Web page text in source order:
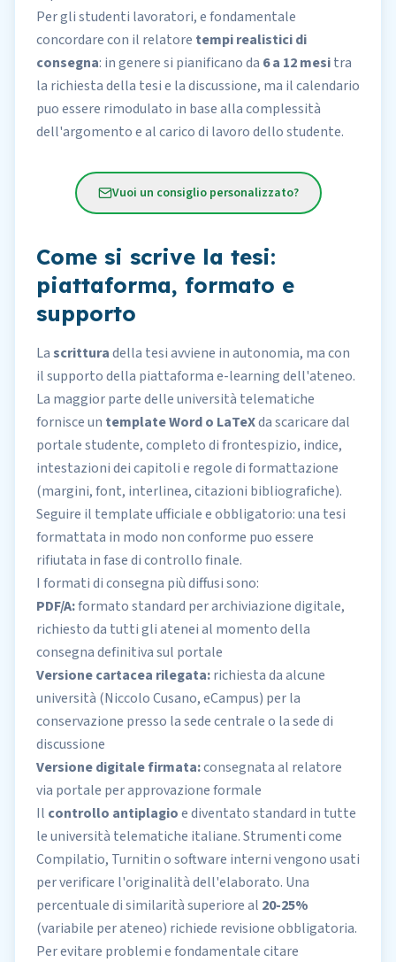
Per gli studenti lavoratori, e fondamentale
concordare con il relatore tempi realistici di
consegna: in genere si pianificano da 6 a 12 mesitra
la richiesta della tesi e la discussione, ma il calendario
puo essere rimodulato in base alla complessità
dell'argomento e al carico di lavoro dello studente.
Vuoi un consiglio personalizzato?
Come si scrive la tesi:
piattaforma, formato e
supporto
Lascritturadella tesi avviene in autonomia, ma con
il supporto della piattaforma e-learning dell'ateneo.
La maggior parte delle università telematiche
fornisce un template Word o LaTeXda scaricare dal
portale studente, completo di frontespizio, indice,
intestazioni dei capitoli e regole di formattazione
(margini, font, interlinea, citazioni bibliografiche).
Seguire il template ufficiale e obbligatorio: una tesi
formattata in modo non conforme puo essere
rifiutata in fase di controllo finale.
I formati di consegna più diffusi sono:
PDF/A:formato standard per archiviazione digitale,
richiesto da tutti gli atenei al momento della
consegna definitiva sul portale
Versione cartacea rilegata:richiesta da alcune
università (Niccolo Cusano, eCampus) per la
conservazione presso la sede centrale o la sede di
discussione
Versione digitale firmata:consegnata al relatore
via portale per approvazione formale
Il controllo antiplagioe diventato standard in tutte
le università telematiche italiane. Strumenti come
Compilatio, Turnitin o software interni vengono usati
per verificare l'originalità dell'elaborato. Una
percentuale di similarità superiore al 20-25%
(variabile per ateneo) richiede revisione obbligatoria.
Per evitare problemi e fondamentale citare